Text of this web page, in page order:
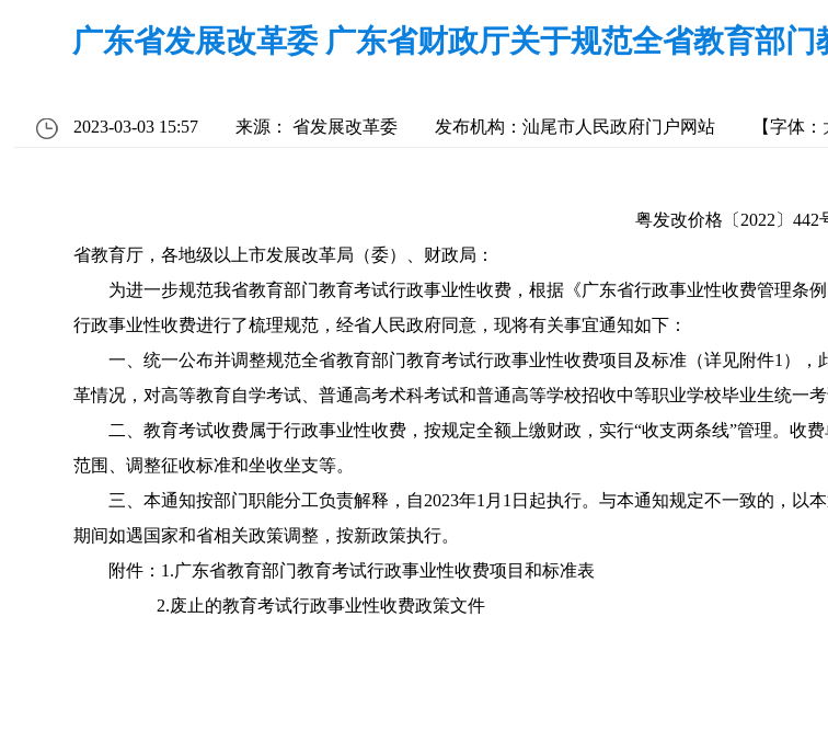
广东省发展改革委 广东省财政厅关于规范全省教育部
2023-03-03 15:57 来源： 省发展改革委 发布机构：汕尾市人民政府门户网站 【字体：
粤发改价格〔2022〕442
省教育厅，各地级以上市发展改革局（委）、财政局：
为进一步规范我省教育部门教育考试行政事业性收费，根据《广东省行政事业性收费管理条
行政事业性收费进行了梳理规范，经省人民政府同意，现将有关事宜通知如下：
一、统一公布并调整规范全省教育部门教育考试行政事业性收费项目及标准（详见附件1），
革情况，对高等教育自学考试、普通高考术科考试和普通高等学校招收中等职业学校毕业生统一
二、教育考试收费属于行政事业性收费，按规定全额上缴财政，实行“收支两条线”管理。收
范围、调整征收标准和坐收坐支等。
三、本通知按部门职能分工负责解释，自2023年1月1日起执行。与本通知规定不一致的，以
期间如遇国家和省相关政策调整，按新政策执行。
附件：1.广东省教育部门教育考试行政事业性收费项目和标准表
2.废止的教育考试行政事业性收费政策文件